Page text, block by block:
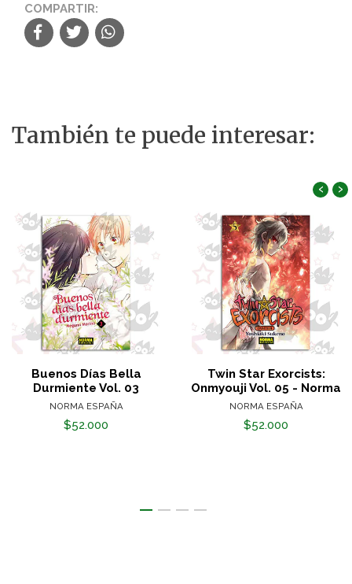
COMPARTIR:
También te puede interesar:
Buenos Días Bella
Durmiente Vol. 03
NORMA ESPAÑA
$52.000
Twin Star Exorcists:
Onmyouji Vol. 05 - Norma
NORMA ESPAÑA
$52.000
‹ ›